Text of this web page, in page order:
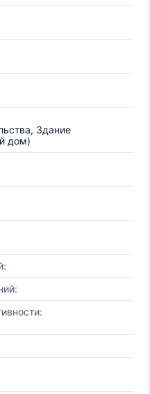
Здание
дом)